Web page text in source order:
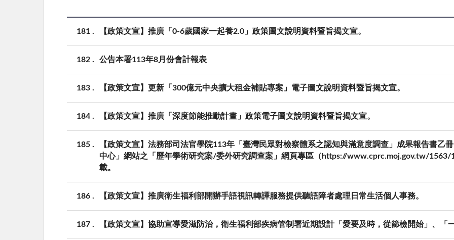
181 【政策文宣】推廣「0-6歲國家一起養2.0」政策圖文說明資料暨旨揭文宣。
182 公告本署113年8月份會計報表
183 【政策文宣】更新「300億元中央擴大租金補貼專案」電子圖文說明資料暨旨揭文宣。
184 【政策文宣】推廣「深度節能推動計畫」政策電子圖文說明資料暨旨揭文宣。
185
【政策文宣】法務部司法官學院113年「臺灣民眾對檢察體系之認知與滿意度調查」成果報告書乙
中心」網站之「歷年學術研究案/委外研究調查案」網頁專區（https://www.cprc.moj.gov.tw/
載。
186 【政策文宣】推廣衛生福利部開辦手語視訊轉譯服務提供聽語障者處理日常生活個人事務。
187 【政策文宣】協助宣導愛滋防治，衛生福利部疾病管制署近期設計「愛要及時，從篩檢開始」、「